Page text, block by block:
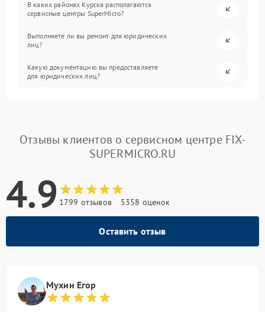
В каких районах Курска располагаются
сервисные центры SuperMicro?
Выполняете ли вы ремонт для юридических
лиц?
Какую документацию вы предоставляете
для юридических лиц?
Отзывы клиентов о сервисном центре FIX-
SUPERMICRO.RU
4.9 1799 отзывов 5358 оценок
Оставить отзыв
Мухин Егор